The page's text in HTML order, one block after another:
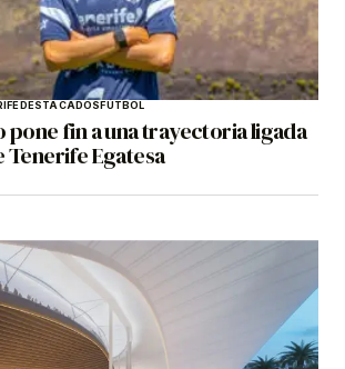
DESTACADOSFÚTBOL
pone fin a una trayectoria ligada
Tenerife Egatesa